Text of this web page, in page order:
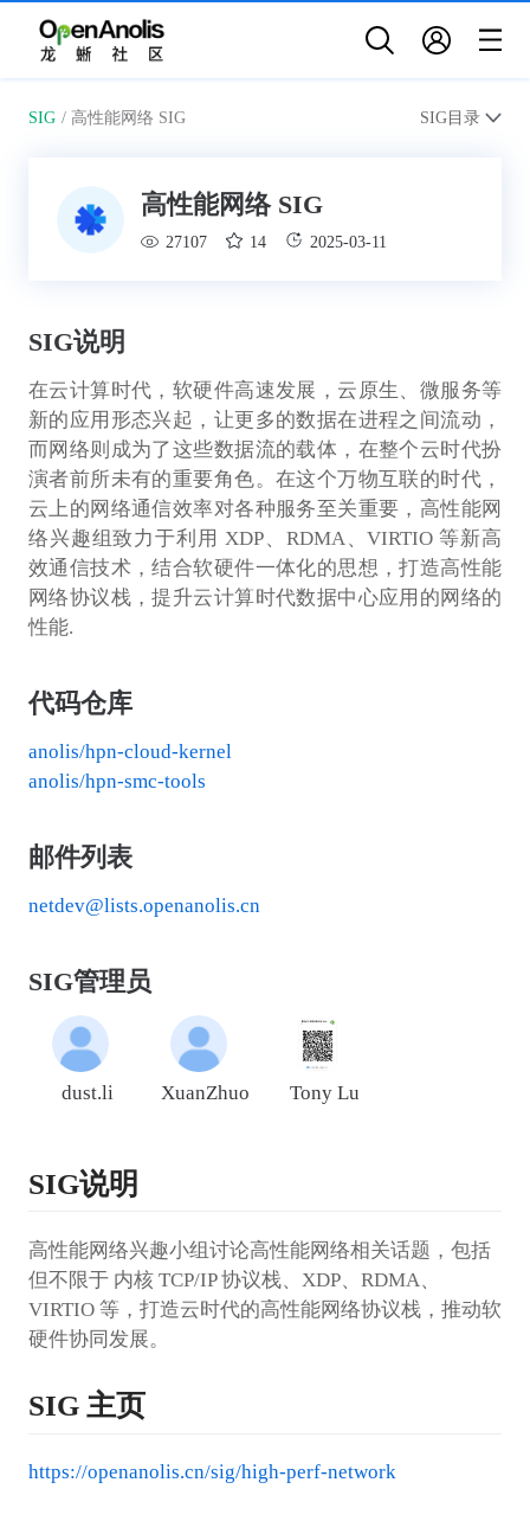
SIG / 高性能网络 SIG SIG目录
高性能网络 SIG
27107 14 2025-03-11
SIG说明
在云计算时代，软硬件高速发展，云原生、微服务等
新的应用形态兴起，让更多的数据在进程之间流动，
而网络则成为了这些数据流的载体，在整个云时代扮
演者前所未有的重要角色。在这个万物互联的时代，
云上的网络通信效率对各种服务至关重要，高性能网
络兴趣组致力于利用 XDP、RDMA、VIRTIO 等新高
效通信技术，结合软硬件一体化的思想，打造高性能
网络协议栈，提升云计算时代数据中心应用的网络的
性能.
代码仓库
anolis/hpn-cloud-kernel
anolis/hpn-smc-tools
邮件列表
netdev@lists.openanolis.cn
SIG管理员
dust.li XuanZhuo Tony Lu
SIG说明
高性能网络兴趣小组讨论高性能网络相关话题，包括
但不限于 内核 TCP/IP 协议栈、XDP、RDMA、
VIRTIO 等，打造云时代的高性能网络协议栈，推动软
硬件协同发展。
SIG 主页
https://openanolis.cn/sig/high-perf-network